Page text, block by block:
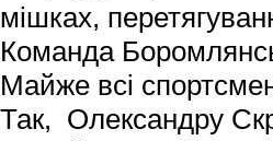
мішках,
Команда
Майже всі
Так, Олександру